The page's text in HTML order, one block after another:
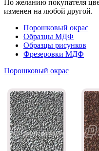
По желанию покупателя
изменен на любой другой.
Порошковый окрас
Образцы МДФ
Образцы рисунков
Фрезеровки МДФ
Порошковый окрас